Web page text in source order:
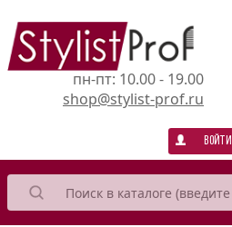
пн-пт: 10.00 - 19.00
shop@stylist-prof.ru
Войти